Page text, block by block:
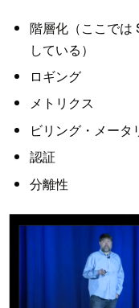
階層化（ここでは
している）
ロギング
メトリクス
ビリング・メータ
認証
分離性